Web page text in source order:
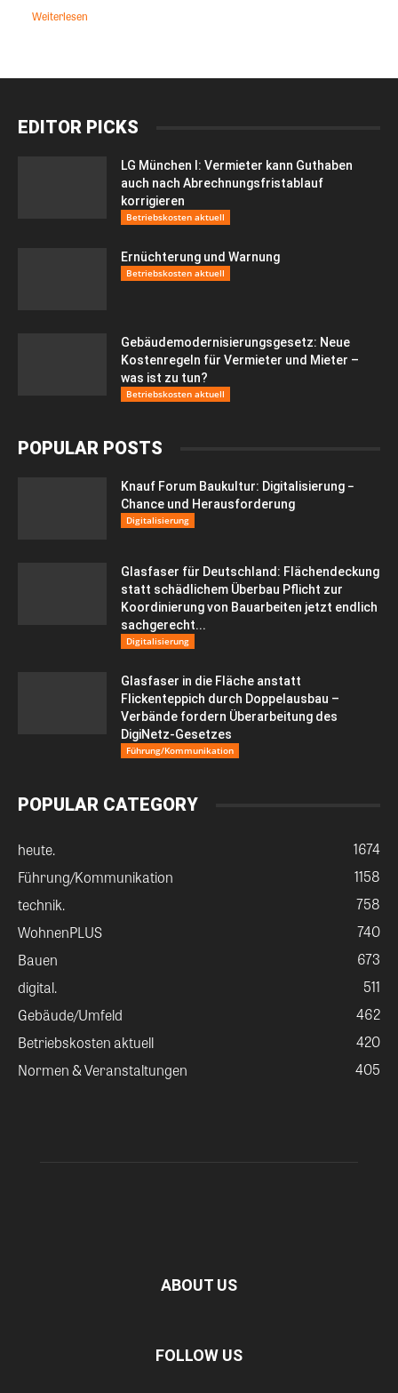
Weiterlesen
EDITOR PICKS
LG München I: Vermieter kann Guthaben
auch nach Abrechnungsfristablauf
korrigieren
Betriebskosten aktuell
Ernüchterung und Warnung
Betriebskosten aktuell
Gebäudemodernisierungsgesetz: Neue
Kostenregeln für Vermieter und Mieter –
was ist zu tun?
Betriebskosten aktuell
POPULAR POSTS
Knauf Forum Baukultur: Digitalisierung −
Chance und Herausforderung
Digitalisierung
Glasfaser für Deutschland: Flächendeckung
statt schädlichem Überbau Pflicht zur
Koordinierung von Bauarbeiten jetzt endlich
sachgerecht...
Digitalisierung
Glasfaser in die Fläche anstatt
Flickenteppich durch Doppelausbau –
Verbände fordern Überarbeitung des
DigiNetz-Gesetzes
Führung/Kommunikation
POPULAR CATEGORY
heute.
1674
Führung/Kommunikation
1158
technik.
758
WohnenPLUS
740
Bauen
673
digital.
511
Gebäude/Umfeld
462
Betriebskosten aktuell
420
Normen & Veranstaltungen
405
ABOUT US
FOLLOW US